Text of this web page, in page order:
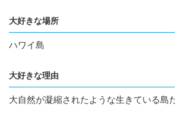
大好きな場所
ハワイ島
大好きな理由
大自然が凝縮されたような生きている島